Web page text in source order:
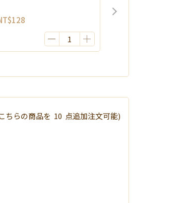
ちらの商品を 10 点追加注文可能)